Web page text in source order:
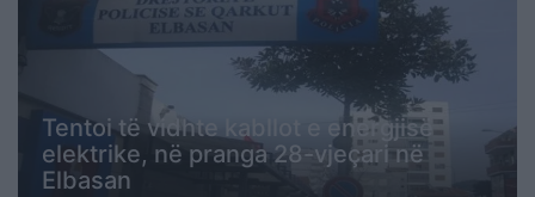
Tentoi të vidhte kabllot e energjisë
elektrike, në pranga 28-vjeçari në
Elbasan